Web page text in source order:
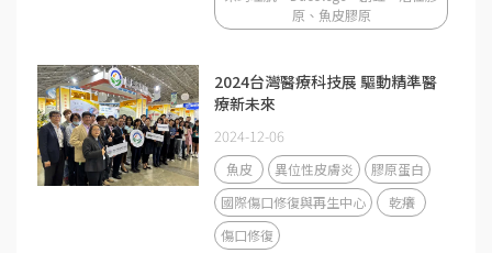
原、魚皮膠原
2024台灣醫療科技展 驅動精準醫
療新未來
2024-12-06
魚皮 異位性皮膚炎
膠原蛋白
國際傷口修復與再生中心
乾癢
傷口修復